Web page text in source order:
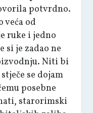
potvrdno.
veća od
ruke i jedno
si je zadao ne
Niti bi
se dojam
posebne
starorimski